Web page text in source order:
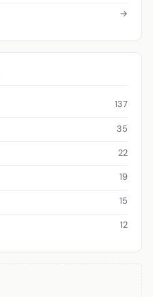
→
137
35
22
19
15
12